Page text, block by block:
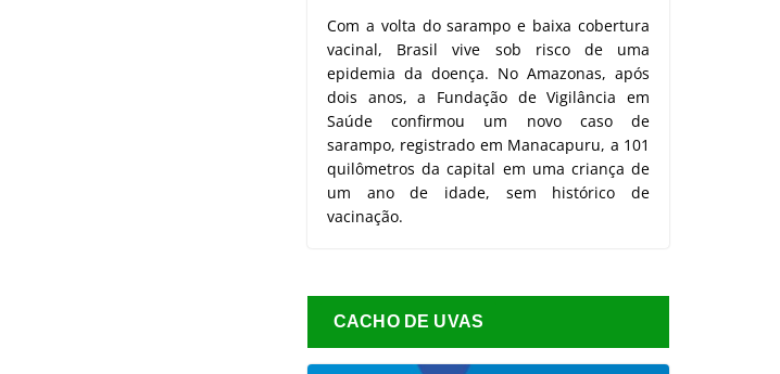
Com a volta do sarampo e baixa cobertura
vacinal, Brasil vive sob risco de uma
epidemia da doença. No Amazonas, após
dois anos, a Fundação de Vigilância em
Saúde confirmou um novo caso de
sarampo, registrado em Manacapuru, a 101
quilômetros da capital em uma criança de
um ano de idade, sem histórico de
vacinação.
CACHO DE UVAS